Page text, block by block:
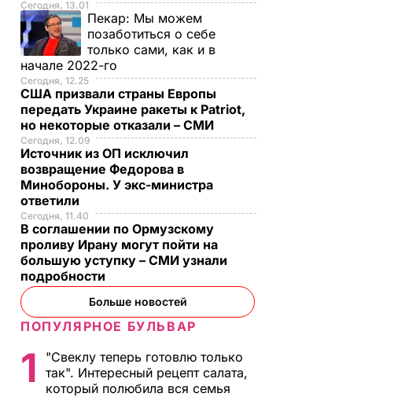
Сегодня, 13.01
Пекар: Мы можем
позаботиться о себе
только сами, как и в
начале 2022-го
Сегодня, 12.25
США призвали страны Европы
передать Украине ракеты к Patriot,
но некоторые отказали – СМИ
Сегодня, 12.09
Источник из ОП исключил
возвращение Федорова в
Минобороны. У экс-министра
ответили
Сегодня, 11.40
В соглашении по Ормузскому
проливу Ирану могут пойти на
большую уступку – СМИ узнали
подробности
Больше новостей
ПОПУЛЯРНОЕ БУЛЬВАР
1
"Свеклу теперь готовлю только
так". Интересный рецепт салата,
который полюбила вся семья